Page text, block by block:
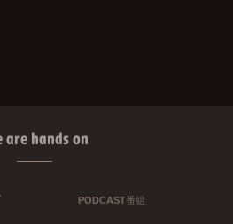
are hands on
PODCAST番組